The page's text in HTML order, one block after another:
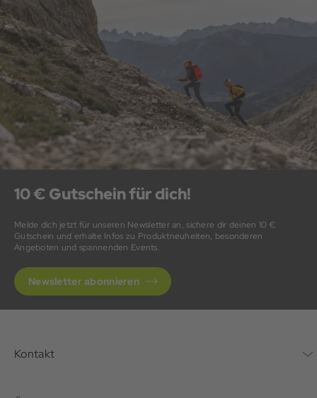
10 € Gutschein für dich!
Melde dich jetzt für unseren Newsletter an, sichere dir deinen 10 €
Gutschein und erhalte Infos zu Produktneuheiten, besonderen
Angeboten und spannenden Events.
Newsletter abonnieren
Kontakt